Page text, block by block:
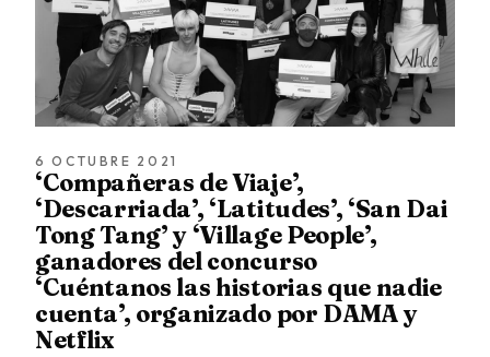
6 OCTUBRE 2021
‘Compañeras de Viaje’,
‘Descarriada’, ‘Latitudes’, ‘San Dai
Tong Tang’ y ‘Village People’,
ganadores del concurso
‘Cuéntanos las historias que nadie
cuenta’, organizado por DAMA y
Netflix